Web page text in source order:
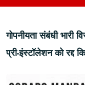
गोपनीयता संबंधी भारी
प्री-इंस्टॉलेशन को रद्द